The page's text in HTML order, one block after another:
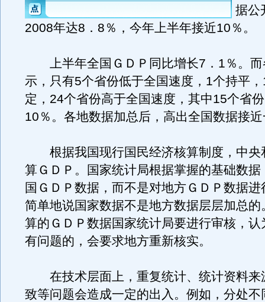
据公
2008年达8．8％，今年上半年接近10％。
上半年全国ＧＤＰ同比增长7．1％。而
示，只有5个省份低于全国速度，1个持平
定，24个省份高于全国速度，其中15个省
10％。各地数据加总后，高出全国数据接
根据我国现行国民经济核算制度，中央
算ＧＤＰ。国家统计局根据掌握的基础数据
国ＧＤＰ数据，而不是对地方ＧＤＰ数据
简单地说国家数据不是地方数据层层加总的
算的ＧＤＰ数据国家统计局要进行审核，认
有问题的，会要求地方重新核实。
在技术层面上，重复统计、统计资料来
致等问题会造成一定的出入。例如，分处不